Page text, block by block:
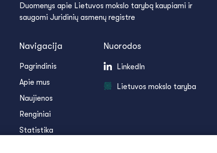
Duomenys apie Lietuvos mokslo tarybą kaupiami ir
saugomi Juridinių asmenų registre
Navigacija
Pagrindinis
Apie mus
Naujienos
Renginiai
Statistika
Nuorodos
LinkedIn
Lietuvos mokslo taryba